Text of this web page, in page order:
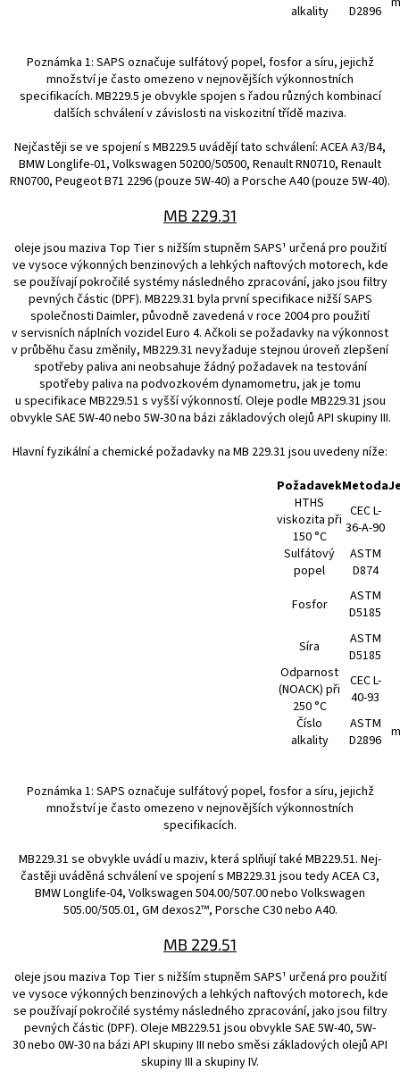
alkality
D2896
Poznámka 1: SAPS označuje sulfátový popel, fosfor a síru, jejichž
množství je často omezeno v nejnovějších výkonnostních
specifikacích. MB229.5 je obvykle spojen s řadou různých kombinací
dalších schválení v závislosti na viskozitní třídě maziva.
Nejčastěji se ve spojení s MB229.5 uvádějí tato schválení: ACEA A3/B4,
BMW Longlife-01, Volkswagen 50200/50500, Renault RN0710, Renault
RN0700, Peugeot B71 2296 (pouze 5W-40) a Porsche A40 (pouze 5W-40).
MB 229.31
oleje jsou maziva Top Tier s nižším stupněm SAPS¹ určená pro použití
ve vysoce výkonných benzinových a lehkých naftových motorech, kde
se používají pokročilé systémy následného zpracování, jako jsou filtry
pevných částic (DPF). MB229.31 byla první specifikace nižší SAPS
společnosti Daimler, původně zavedená v roce 2004 pro použití
v servisních náplních vozidel Euro 4. Ačkoli se požadavky na výkonnost
v průběhu času změnily, MB229.31 nevyžaduje stejnou úroveň zlepšení
spotřeby paliva ani neobsahuje žádný požadavek na testování
spotřeby paliva na podvozkovém dynamometru, jak je tomu
u specifikace MB229.51 s vyšší výkonností. Oleje podle MB229.31 jsou
obvykle SAE 5W-40 nebo 5W-30 na bázi základových olejů API skupiny III.
Hlavní fyzikální a chemické požadavky na MB 229.31 jsou uvedeny níže:
PožadavekMetoda
HTHS
viskozita při
150 °C
CEC L-
36-A-90
Sulfátový
popel
ASTM
D874
Fosfor
ASTM
D5185
Síra
ASTM
D5185
Odparnost
(NOACK) při
250 °C
CEC L-
40-93
Číslo
alkality
ASTM
D2896
Poznámka 1: SAPS označuje sulfátový popel, fosfor a síru, jejichž
množství je často omezeno v nejnovějších výkonnostních
specifikacích.
MB229.31 se obvykle uvádí u maziv, která splňují také MB229.51. Nej­
častěji uváděná schválení ve spojení s MB229.31 jsou tedy ACEA C3,
BMW Longlife-04, Volkswagen 504.00/507.00 nebo Volkswagen
505.00/505.01, GM dexos2™, Porsche C30 nebo A40.
MB 229.51
oleje jsou maziva Top Tier s nižším stupněm SAPS¹ určená pro použití
ve vysoce výkonných benzinových a lehkých naftových motorech, kde
se používají pokročilé systémy následného zpracování, jako jsou filtry
pevných částic (DPF). Oleje MB229.51 jsou obvykle SAE 5W-40, 5W-
30 nebo 0W-30 na bázi API skupiny III nebo směsi základových olejů API
skupiny III a skupiny IV.